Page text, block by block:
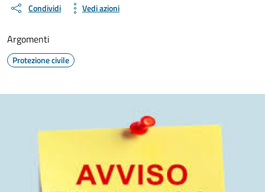
Condividi Vedi azioni
Argomenti
Protezione civile